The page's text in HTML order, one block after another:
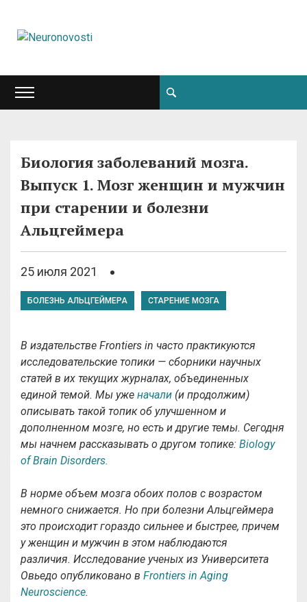
Биология заболеваний мозга.
Выпуск 1. Мозг женщин и мужчин
при старении и болезни
Альцгеймера
25 июля 2021
БОЛЕЗНЬ АЛЬЦГЕЙМЕРА СТАРЕНИЕ МОЗГА
В издательстве Frontiers in часто практикуются
исследовательские топики — сборники научных
статей в их текущих журналах, объединенных
единой темой. Мы уже начали (и продолжим)
описывать такой топик об улучшенном и
дополненном мозге, но есть и другие темы. Сегодня
мы начнем рассказывать о другом топике: Biology
of Brain Disorders.
В норме объем мозга обоих полов с возрастом
немного снижается. Но при болезни Альцгеймера
это происходит гораздо сильнее и быстрее, причем
у женщин и мужчин в этом наблюдаются
различия. Исследование ученых из Университета
Овьедо опубликовано в Frontiers in Aging
Neuroscience.